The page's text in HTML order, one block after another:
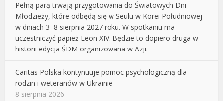
Pełną parą trwają przygotowania do Światowych Dni
Młodzieży, które odbędą się w Seulu w Korei Południowej
w dniach 3–8 sierpnia 2027 roku. W spotkaniu ma
uczestniczyć papież Leon XIV. Będzie to dopiero druga w
historii edycja ŚDM organizowana w Azji.
Caritas Polska kontynuuje pomoc psychologiczną dla
rodzin i weteranów w Ukrainie
8 sierpnia 2026